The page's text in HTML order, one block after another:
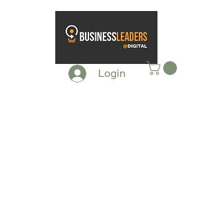
Login